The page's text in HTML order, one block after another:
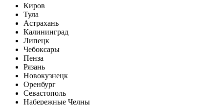
Киров
Тула
Астрахань
Калининград
Липецк
Чебоксары
Пенза
Рязань
Новокузнецк
Оренбург
Севастополь
Набережные Челны